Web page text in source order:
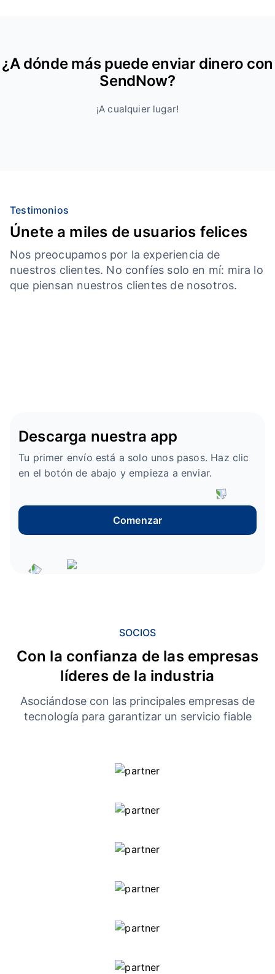
¿A dónde más puede enviar dinero con
SendNow?
¡A cualquier lugar!
Testimonios
Únete a miles de usuarios felices
Nos preocupamos por la experiencia de
nuestros clientes. No confíes solo en mí: mira lo
que piensan nuestros clientes de nosotros.
Descarga nuestra app
Tu primer envío está a solo unos pasos. Haz clic
en el botón de abajo y empieza a enviar.
Comenzar
SOCIOS
Con la confianza de las empresas
líderes de la industria
Asociándose con las principales empresas de
tecnología para garantizar un servicio fiable